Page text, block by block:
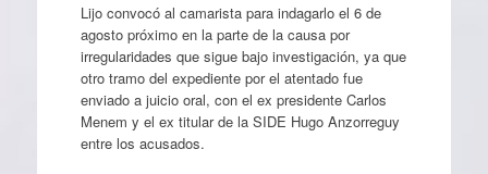
Lijo convocó al camarista para indagarlo el 6 de
agosto próximo en la parte de la causa por
irregularidades que sigue bajo investigación, ya que
otro tramo del expediente por el atentado fue
enviado a juicio oral, con el ex presidente Carlos
Menem y el ex titular de la SIDE Hugo Anzorreguy
entre los acusados.